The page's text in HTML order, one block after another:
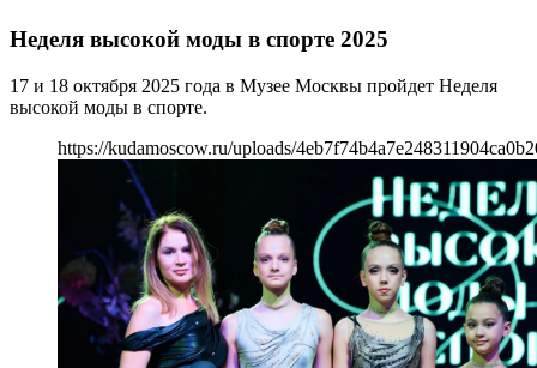
Неделя высокой моды в спорте 2025
17 и 18 октября 2025 года в Музее Москвы пройдет Неделя
высокой моды в спорте.
https://kudamoscow.ru/uploads/